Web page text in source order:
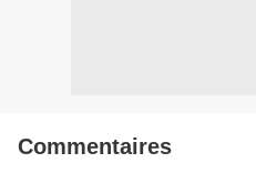
Commentaires